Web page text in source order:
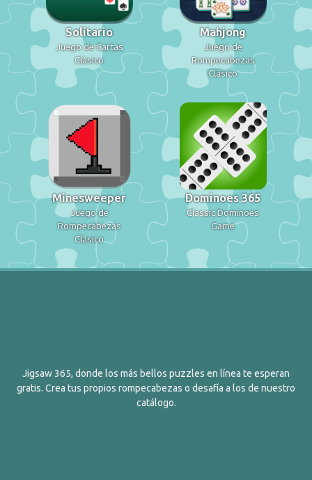
Solitario
Juego de Cartas
Clásico
Mahjong
Juego de
Rompecabezas
Clásico
Minesweeper
Juego de
Rompecabezas
Clásico
Dominoes 365
Classic Dominoes
Game
Jigsaw 365, donde los más bellos puzzles en línea te esperan
gratis. Crea tus propios rompecabezas o desafía a los de nuestro
catálogo.